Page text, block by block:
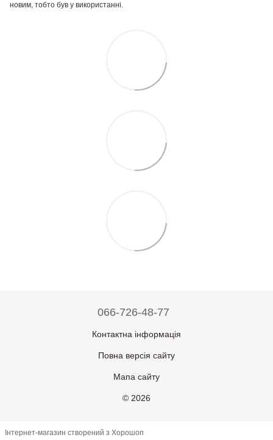
новим, тобто був у використанні.
066-726-48-77
Контактна інформація
Повна версія сайту
Мапа сайту
© 2026
Інтернет-магазин створений з Хорошоп